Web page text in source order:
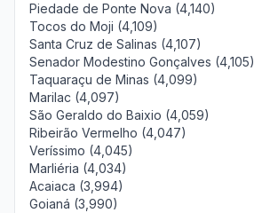
Piedade de Ponte Nova (4,140)
Tocos do Moji (4,109)
Santa Cruz de Salinas (4,107)
Senador Modestino Gonçalves (4,105)
Taquaraçu de Minas (4,099)
Marilac (4,097)
São Geraldo do Baixio (4,059)
Ribeirão Vermelho (4,047)
Veríssimo (4,045)
Marliéria (4,034)
Acaiaca (3,994)
Goianá (3,990)